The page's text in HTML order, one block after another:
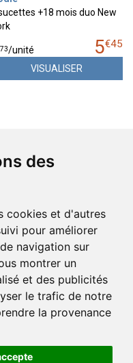
des
cookies et d'autres
pour améliorer
navigation sur
montrer un
et des publicités
le trafic de notre
la provenance
+18 mois duo New
5€45
73/unité
VISUALISER